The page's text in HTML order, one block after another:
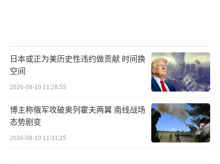
日本或正为美历史性违约做贡献 时间换
空间
2026-08-10 11:28:55
博主称俄军攻破奥列霍夫两翼 南线战场
态势剧变
2026-08-10 11:31:25